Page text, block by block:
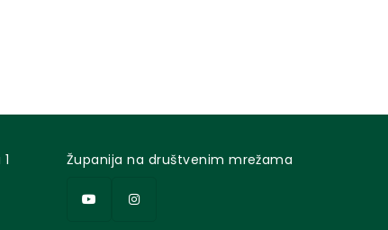
Županija na društvenim mrežama